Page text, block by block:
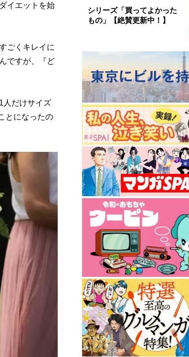
イエットを始
ごくキレイに
ですが、『ど
だけサイズ
とになったの
シリーズ「買ってよかった
もの」【絶賛更新中！】